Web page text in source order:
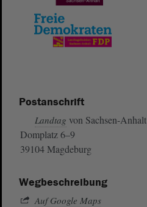
Postanschrift
Landtag von Sachsen-Anhalt
Domplatz 6–9
39104 Magdeburg
Wegbeschreibung
Auf Google Maps